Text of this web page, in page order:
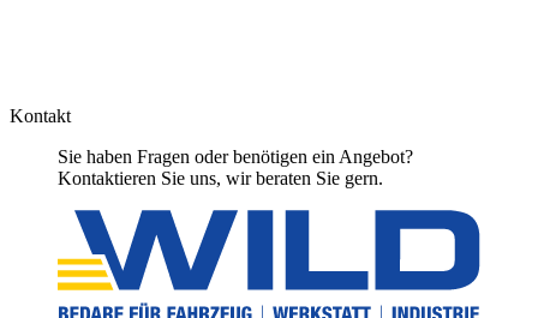
Kontakt
Sie haben Fragen oder benötigen ein Angebot?
Kontaktieren Sie uns, wir beraten Sie gern.